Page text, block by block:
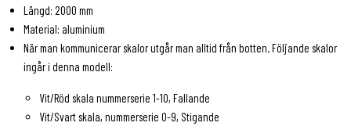
Längd: 2000 mm
Material: aluminium
När man kommunicerar skalor utgår man alltid från botten. Följande skalor
ingår i denna modell:
Vit/Röd skala nummerserie 1-10, Fallande
Vit/Svart skala, nummerserie 0-9, Stigande